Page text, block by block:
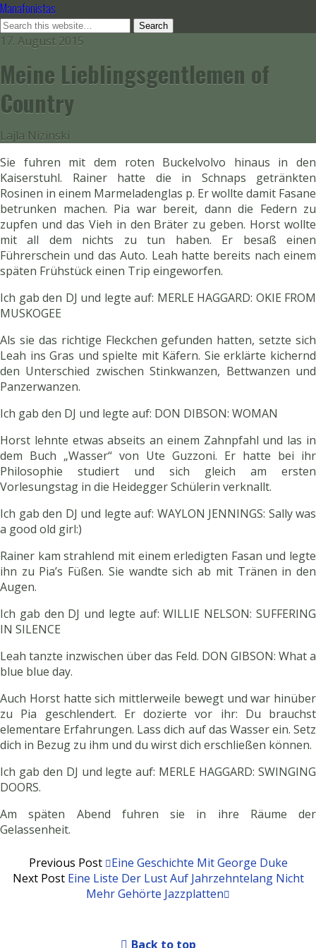
Manafonistas
17. August 2015
Meine Lieblingsgentlemen of
Country
Lajla Nizinski
Sie fuhren mit dem roten Buckelvolvo hinaus in den
Kaiserstuhl. Rainer hatte die in Schnaps getränkten
Rosinen in einem Marmeladenglas p. Er wollte damit Fasane
betrunken machen. Pia war bereit, dann die Federn zu
zupfen und das Vieh in den Bräter zu geben. Horst wollte
mit all dem nichts zu tun haben. Er besaß einen
Führerschein und das Auto. Leah hatte bereits nach einem
späten Frühstück einen Trip eingeworfen.
Ich gab den DJ und legte auf: MERLE HAGGARD: OKIE FROM
MUSKOGEE
Als sie das richtige Fleckchen gefunden hatten, setzte sich
Leah ins Gras und spielte mit Käfern. Sie erklärte kichernd
den Unterschied zwischen Stinkwanzen, Bettwanzen und
Panzerwanzen.
Ich gab den DJ und legte auf: DON DIBSON: WOMAN
Horst lehnte etwas abseits an einem Zahnpfahl und las in
dem Buch „Wasser“ von Ute Guzzoni. Er hatte bei ihr
Philosophie studiert und sich gleich am ersten
Vorlesungstag in die Heidegger Schülerin verknallt.
Ich gab den DJ und legte auf: WAYLON JENNINGS: Sally was
a good old girl:)
Rainer kam strahlend mit einem erledigten Fasan und legte
ihn zu Pia’s Füßen. Sie wandte sich ab mit Tränen in den
Augen.
Ich gab den DJ und legte auf: WILLIE NELSON: SUFFERING
IN SILENCE
Leah tanzte inzwischen über das Feld. DON GIBSON: What a
blue blue day.
Auch Horst hatte sich mittlerweile bewegt und war hinüber
zu Pia geschlendert. Er dozierte vor ihr: Du brauchst
elementare Erfahrungen. Lass dich auf das Wasser ein. Setz
dich in Bezug zu ihm und du wirst dich erschließen können.
Ich gab den DJ und legte auf: MERLE HAGGARD: SWINGING
DOORS.
Am späten Abend fuhren sie in ihre Räume der
Gelassenheit.
Previous Post
Eine Geschichte Mit George Duke
Next Post Eine Liste Der Lust Auf Jahrzehntelang Nicht
Mehr Gehörte Jazzplatten
Back to top